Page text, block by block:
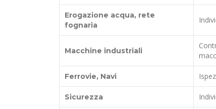
Erogazione acqua, rete
fognaria
Macchine industriali
Ferrovie, Navi
Sicurezza